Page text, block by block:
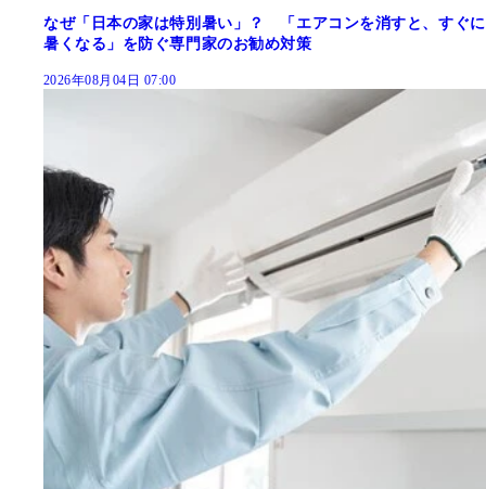
なぜ「日本の家は特別暑い」？ 「エアコンを消すと、すぐに
暑くなる」を防ぐ専門家のお勧め対策
2026年08月04日 07:00